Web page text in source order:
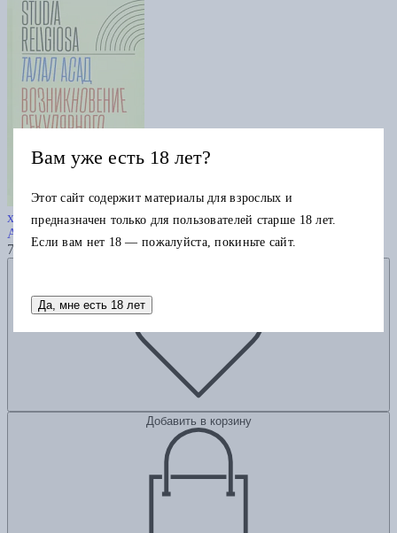
Возникновение секулярного:
христианство, ислам, модерность
Асад Т.
745
Добавить в корзину
Вам уже есть 18 лет?
Этот сайт содержит материалы для взрослых и
предназначен только для пользователей старше 18 лет.
Если вам нет 18 — пожалуйста, покиньте сайт.
Да, мне есть 18 лет